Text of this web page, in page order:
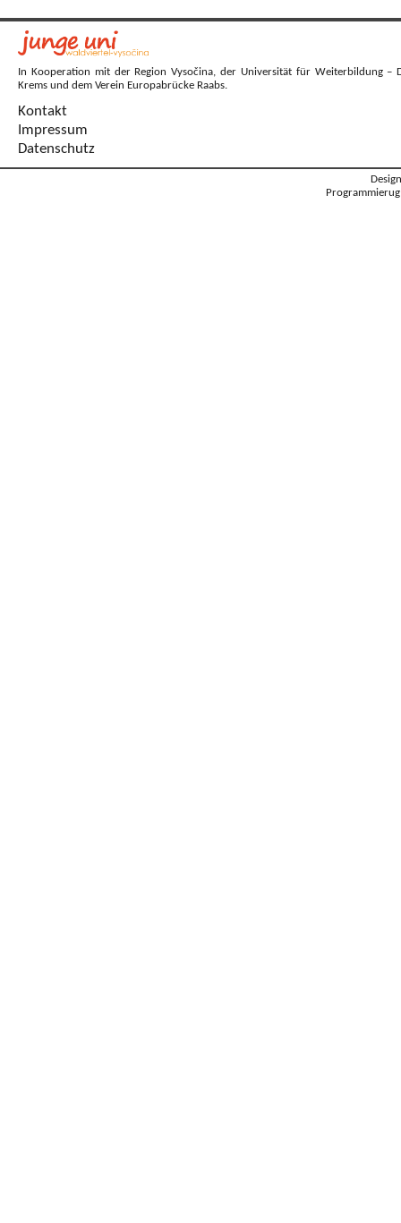
In Kooperation mit der Region Vysočina, der Universität für Weiterbildung –
Krems und dem Verein Europabrücke Raabs.
Kontakt
Impressum
Datenschutz